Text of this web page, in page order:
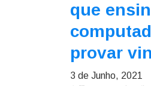
que
provar
3 de Junho, 2021